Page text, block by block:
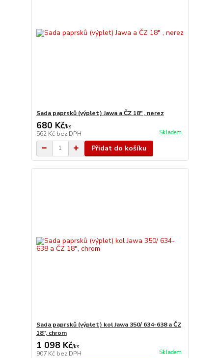
Sada paprsků (výplet) Jawa a ČZ 18" , nerez
680 Kč/ks
562 Kč bez DPH Skladem
Přidat do košíku
Sada paprsků (výplet) kol Jawa 350/ 634-638 a ČZ
18", chrom
1 098 Kč/ks
907 Kč bez DPH Skladem